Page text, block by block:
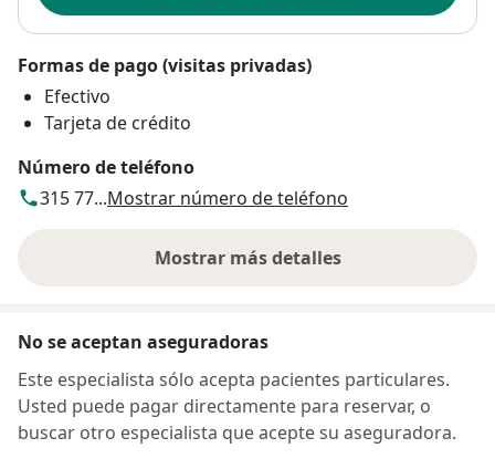
Formas de pago (visitas privadas)
Efectivo
Tarjeta de crédito
Número de teléfono
315 77...Mostrar número de teléfono
Mostrar más detalles
sobre la dirección
No se aceptan aseguradoras
Este especialista sólo acepta pacientes particulares.
Usted puede pagar directamente para reservar, o
buscar otro especialista que acepte su aseguradora.